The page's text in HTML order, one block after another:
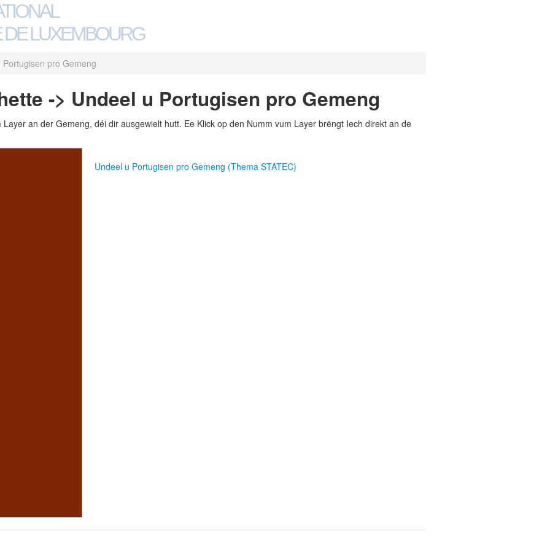
LUXEMBOURG
Portugisen pro Gemeng
-> Undeel u Portugisen pro Gemeng
an der Gemeng, déi dir ausgewielt hutt. Ee Klick op den Numm vum Layer brëngt Iech direkt an de
Undeel u Portugisen pro Gemeng (Thema STATEC)